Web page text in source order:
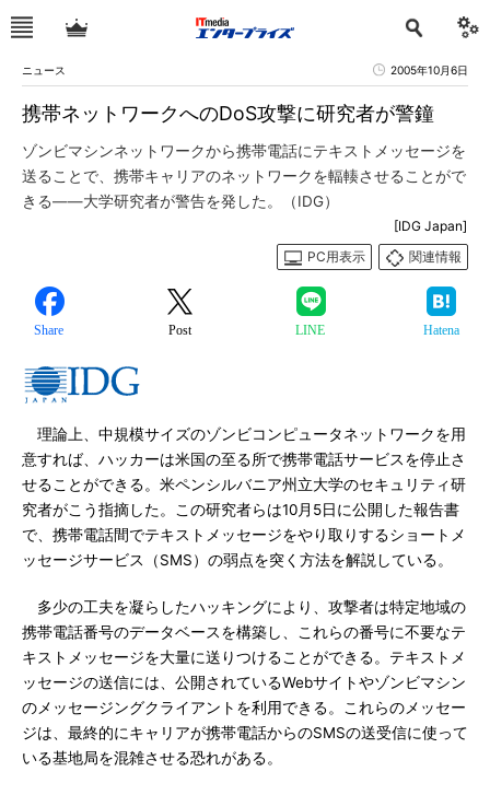
ニュース 2005年10月6日
携帯ネットワークへのDoS攻撃に研究者が警鐘
ゾンビマシンネットワークから携帯電話にテキストメッセージを
送ることで、携帯キャリアのネットワークを輻輳させることがで
きる――大学研究者が警告を発した。（IDG）
[IDG Japan]
PC用表示
関連情報
Share Post LINE Hatena
理論上、中規模サイズのゾンビコンピュータネットワークを用
意すれば、ハッカーは米国の至る所で携帯電話サービスを停止さ
せることができる。米ペンシルバニア州立大学のセキュリティ研
究者がこう指摘した。この研究者らは10月5日に公開した報告書
で、携帯電話間でテキストメッセージをやり取りするショートメ
ッセージサービス（SMS）の弱点を突く方法を解説している。
多少の工夫を凝らしたハッキングにより、攻撃者は特定地域の
携帯電話番号のデータベースを構築し、これらの番号に不要なテ
キストメッセージを大量に送りつけることができる。テキストメ
ッセージの送信には、公開されているWebサイトやゾンビマシン
のメッセージングクライアントを利用できる。これらのメッセー
ジは、最終的にキャリアが携帯電話からのSMSの送受信に使って
いる基地局を混雑させる恐れがある。